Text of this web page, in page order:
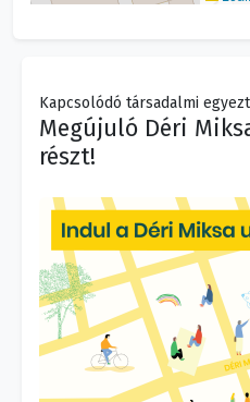
Kapcsolódó társadalmi
Megújuló Déri
részt!